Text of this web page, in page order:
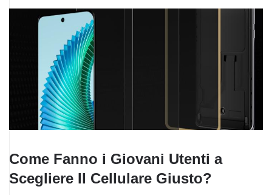
Come Fanno i Giovani Utenti a
Scegliere Il Cellulare Giusto?